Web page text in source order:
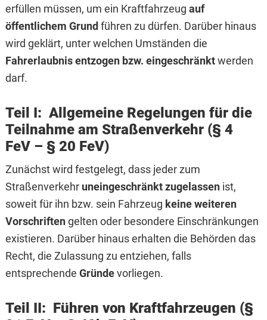
erfüllen müssen, um ein Kraftfahrzeug auf
öffentlichem Grund führen zu dürfen. Darüber hinaus
wird geklärt, unter welchen Umständen die
Fahrerlaubnis entzogen bzw. eingeschränktwerden
darf.
Teil I: Allgemeine Regelungen für die
Teilnahme am Straßenverkehr (§ 4
FeV – § 20 FeV)
Zunächst wird festgelegt, dass jeder zum
Straßenverkehr uneingeschränkt zugelassenist,
soweit für ihn bzw. sein Fahrzeug keine weiteren
Vorschriftengelten oder besondere Einschränkungen
existieren. Darüber hinaus erhalten die Behörden das
Recht, die Zulassung zu entziehen, falls
entsprechende Gründevorliegen.
Teil II: Führen von Kraftfahrzeugen (§